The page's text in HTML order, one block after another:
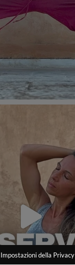
Impostazioni della Privacy